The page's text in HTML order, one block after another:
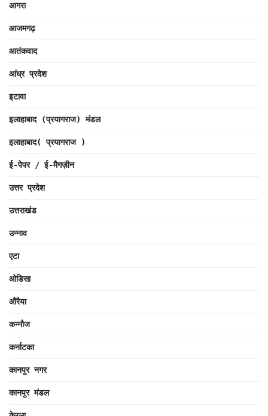
आगरा
आजमगढ़
आतंकवाद
आंध्र प्रदेश
इटावा
इलाहाबाद (प्रयागराज) मंडल
इलाहाबाद( प्रयागराज )
ई-पेपर / ई-मैगज़ीन
उत्तर प्रदेश
उत्तराखंड
उन्नाव
एटा
ओडिसा
औरैया
कन्नौज
कर्नाटका
कानपुर नगर
कानपुर मंडल